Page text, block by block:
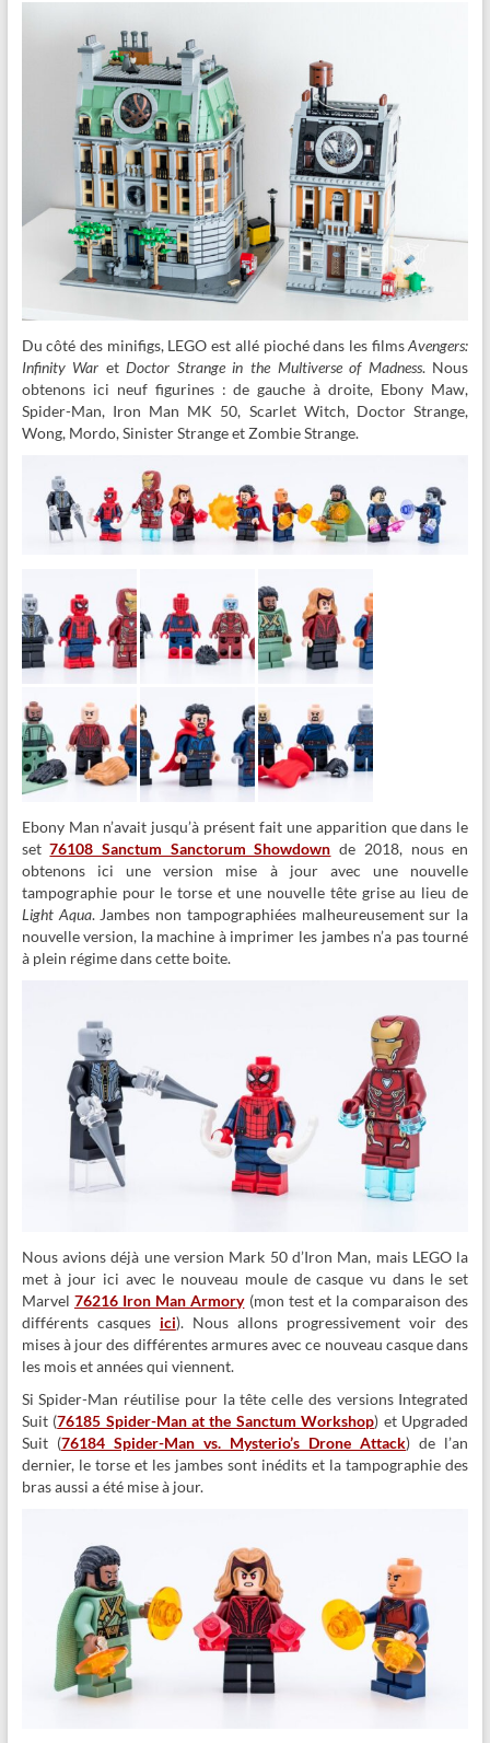
Du côté des minifigs, LEGO est allé pioché dans les filmsAvengers:
Infinity War etDoctor Strange in the Multiverse of Madness. Nous
obtenons ici neuf figurines : de gauche à droite, Ebony Maw,
Spider-Man, Iron Man MK 50, Scarlet Witch, Doctor Strange,
Wong, Mordo, Sinister Strange et Zombie Strange.
Ebony Man n’avait jusqu’à présent fait une apparition que dans le
set76108 Sanctum Sanctorum Showdown de 2018, nous en
obtenons ici une version mise à jour avec une nouvelle
tampographie pour le torse et une nouvelle tête grise au lieu de
Light Aqua. Jambes non tampographiées malheureusement sur la
nouvelle version, la machine à imprimer les jambes n’a pas tourné
à plein régime dans cette boite.
Nous avions déjà une version Mark 50 d’Iron Man, mais LEGO la
met à jour ici avec le nouveau moule de casque vu dans le set
Marvel 76216 Iron Man Armory(mon test et la comparaison des
différents casques ici). Nous allons progressivement voir des
mises à jour des différentes armures avec ce nouveau casque dans
les mois et années qui viennent.
Si Spider-Man réutilise pour la tête celle des versions Integrated
Suit (76185 Spider-Man at the Sanctum Workshop) et Upgraded
Suit (76184 Spider-Man vs. Mysterio’s Drone Attack) de l’an
dernier, le torse et les jambes sont inédits et la tampographie des
bras aussi a été mise à jour.